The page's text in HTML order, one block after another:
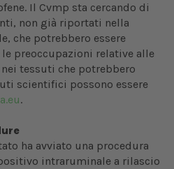
Il Cvmp sta cercando di
non già riportati nella
che potrebbero essere
preoccupazioni relative alle
tessuti che potrebbero
scientifici possono essere
.
ha avviato una procedura
intraruminale a rilascio